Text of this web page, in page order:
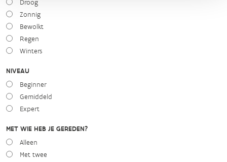
Droog
Zonnig
Bewolkt
Regen
Winters
NIVEAU
Beginner
Gemiddeld
Expert
MET WIE HEB JE GEREDEN?
Alleen
Met twee